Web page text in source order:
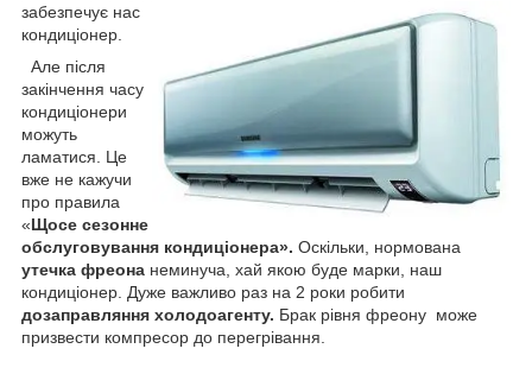
забезпечує нас
кондиціонер.
Але після
закінчення часу
кондиціонери
можуть
ламатися. Це
вже не кажучи
про правила
«Щосе сезонне
обслуговування кондиціонера». Оскільки, нормована
утечка фреона неминуча, хай якою буде марки, наш
кондиціонер. Дуже важливо раз на 2 роки робити
дозаправляння холодоагенту. Брак рівня фреону може
призвести компресор до перегрівання.